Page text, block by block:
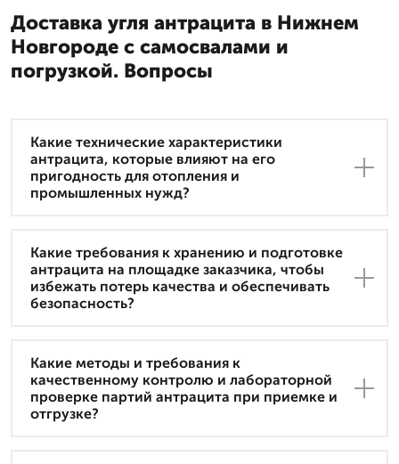
Доставка угля антрацита в Нижнем
Новгороде с самосвалами и
погрузкой. Вопросы
Какие технические характеристики
антрацита, которые влияют на его
пригодность для отопления и
промышленных нужд?
Какие требования к хранению и подготовке
антрацита на площадке заказчика, чтобы
избежать потерь качества и обеспечивать
безопасность?
Какие методы и требования к
качественному контролю и лабораторной
проверке партий антрацита при приемке и
отгрузке?